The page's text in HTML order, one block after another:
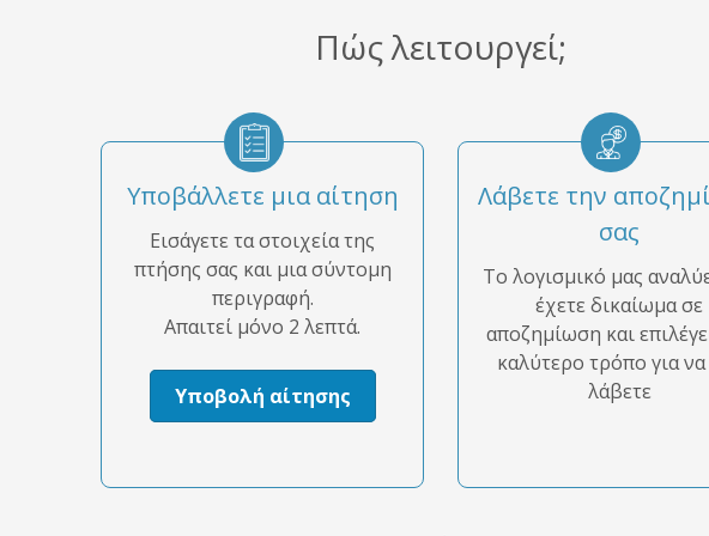
Πώς λειτουργεί;
Υποβάλλετε μια αίτηση
Εισάγετε τα στοιχεία της
πτήσης σας και μια σύντομη
περιγραφή.
Απαιτεί μόνο 2 λεπτά.
Υποβολή αίτησης
Λάβετε την
σας
Το λογισμικό μας
έχετε δικαίωμα σε
αποζημίωση και
καλύτερο τρόπο για
λάβετε